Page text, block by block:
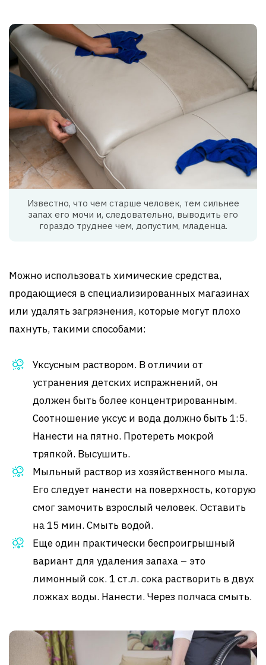
Известно, что чем старше человек, тем сильнее
запах его мочи и, следовательно, выводить его
гораздо труднее чем, допустим, младенца.
Можно использовать химические средства,
продающиеся в специализированных магазинах
или удалять загрязнения, которые могут плохо
пахнуть, такими способами:
Уксусным раствором. В отличии от
устранения детских испражнений, он
должен быть более концентрированным.
Соотношение уксус и вода должно быть 1:5.
Нанести на пятно. Протереть мокрой
тряпкой. Высушить.
Мыльный раствор из хозяйственного мыла.
Его следует нанести на поверхность, которую
смог замочить взрослый человек. Оставить
на 15 мин. Смыть водой.
Еще один практически беспроигрышный
вариант для удаления запаха – это
лимонный сок. 1 ст.л. сока растворить в двух
ложках воды. Нанести. Через полчаса смыть.